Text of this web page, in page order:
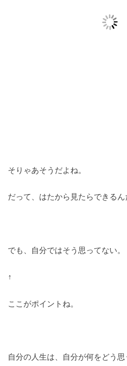
そりゃあそうだよね。
だって、はたから見たらできる
でも、自分ではそう思ってない。
↑
ここがポイントね。
自分の人生は、自分が何をどう